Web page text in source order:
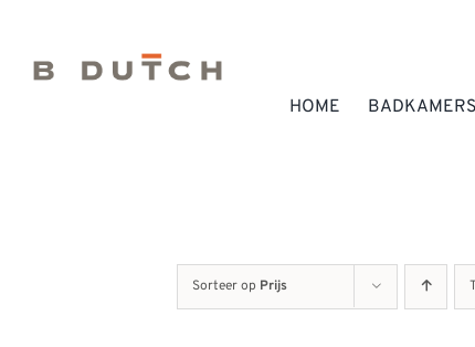
inhoud
HOME BADKAMERS
Sorteer op Prijs